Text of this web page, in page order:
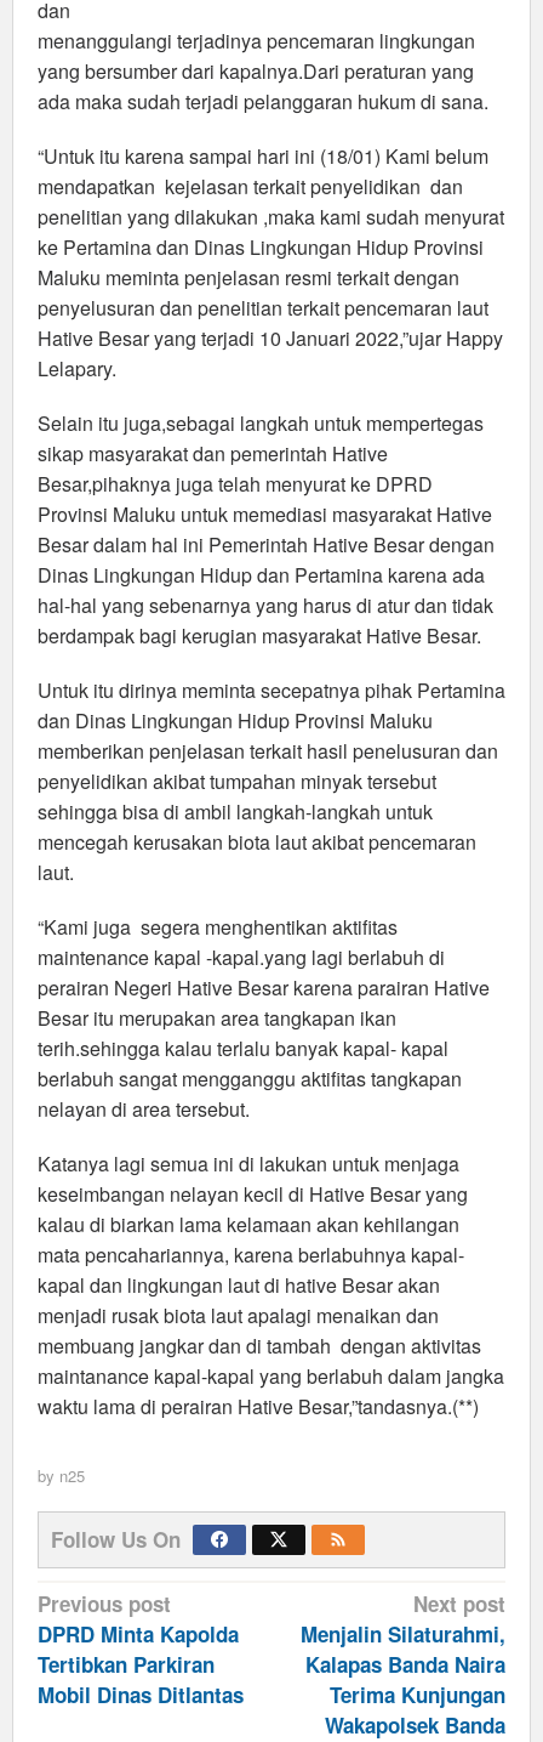
dan
menanggulangi terjadinya pencemaran lingkungan
yang bersumber dari kapalnya.Dari peraturan yang
ada maka sudah terjadi pelanggaran hukum di sana.
“Untuk itu karena sampai hari ini (18/01) Kami belum
mendapatkan kejelasan terkait penyelidikan dan
penelitian yang dilakukan ,maka kami sudah menyurat
ke Pertamina dan Dinas Lingkungan Hidup Provinsi
Maluku meminta penjelasan resmi terkait dengan
penyelusuran dan penelitian terkait pencemaran laut
Hative Besar yang terjadi 10 Januari 2022,”ujar Happy
Lelapary.
Selain itu juga,sebagai langkah untuk mempertegas
sikap masyarakat dan pemerintah Hative
Besar,pihaknya juga telah menyurat ke DPRD
Provinsi Maluku untuk memediasi masyarakat Hative
Besar dalam hal ini Pemerintah Hative Besar dengan
Dinas Lingkungan Hidup dan Pertamina karena ada
hal-hal yang sebenarnya yang harus di atur dan tidak
berdampak bagi kerugian masyarakat Hative Besar.
Untuk itu dirinya meminta secepatnya pihak Pertamina
dan Dinas Lingkungan Hidup Provinsi Maluku
memberikan penjelasan terkait hasil penelusuran dan
penyelidikan akibat tumpahan minyak tersebut
sehingga bisa di ambil langkah-langkah untuk
mencegah kerusakan biota laut akibat pencemaran
laut.
“Kami juga segera menghentikan aktifitas
maintenance kapal -kapal.yang lagi berlabuh di
perairan Negeri Hative Besar karena parairan Hative
Besar itu merupakan area tangkapan ikan
terih.sehingga kalau terlalu banyak kapal- kapal
berlabuh sangat mengganggu aktifitas tangkapan
nelayan di area tersebut.
Katanya lagi semua ini di lakukan untuk menjaga
keseimbangan nelayan kecil di Hative Besar yang
kalau di biarkan lama kelamaan akan kehilangan
mata pencahariannya, karena berlabuhnya kapal-
kapal dan lingkungan laut di hative Besar akan
menjadi rusak biota laut apalagi menaikan dan
membuang jangkar dan di tambah dengan aktivitas
maintanance kapal-kapal yang berlabuh dalam jangka
waktu lama di perairan Hative Besar,”tandasnya.(**)
by n25
Follow Us On
Post
navigation
Previous post
DPRD Minta Kapolda
Tertibkan Parkiran
Mobil Dinas Ditlantas
Next post
Menjalin Silaturahmi,
Kalapas Banda Naira
Terima Kunjungan
Wakapolsek Banda